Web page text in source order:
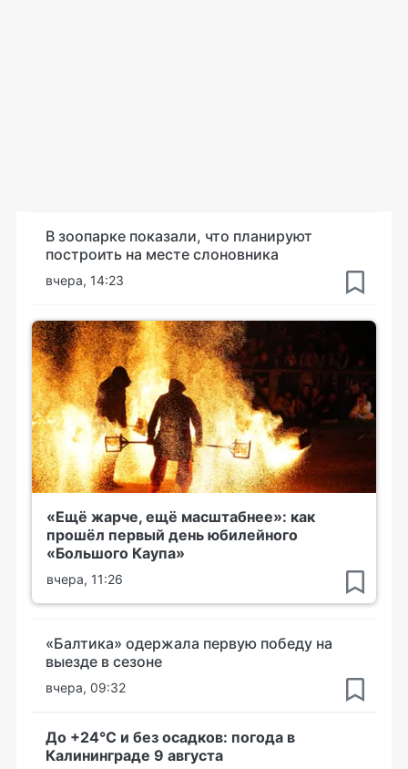
В зоопарке показали, что планируют
построить на месте слоновника
вчера, 14:23
«Ещё жарче, ещё масштабнее»: как
прошёл первый день юбилейного
«Большого Каупа»
вчера, 11:26
«Балтика» одержала первую победу на
выезде в сезоне
вчера, 09:32
До +24°С и без осадков: погода в
Калининграде 9 августа